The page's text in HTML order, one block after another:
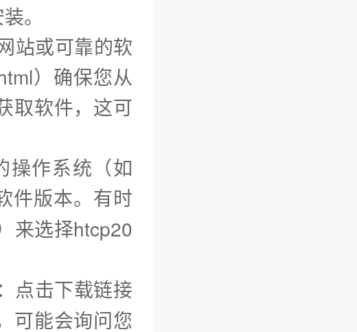
。
站或可靠的软
）确保您从
取软件，这可
操作系统（如
件版本。有时
来选择htcp20
：点击下载链接
可能会询问您